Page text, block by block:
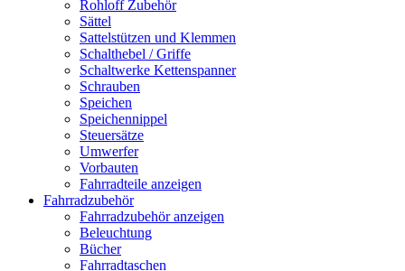
Rohloff Zubehör
Sättel
Sattelstützen und Klemmen
Schalthebel / Griffe
Schaltwerke Kettenspanner
Schrauben
Speichen
Speichennippel
Steuersätze
Umwerfer
Vorbauten
Fahrradteile anzeigen
Fahrradzubehör
Fahrradzubehör anzeigen
Beleuchtung
Bücher
Fahrradtaschen